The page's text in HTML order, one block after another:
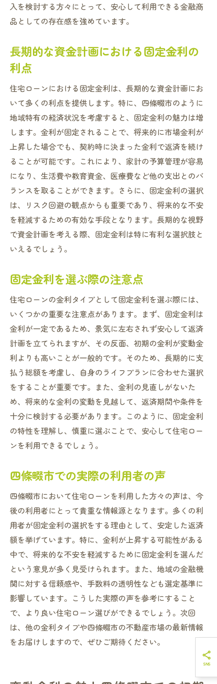
入を検討する方々にとって、安心して利用できる金融商
品としての存在感を強めています。
長期的な資金計画における固定金利の
利点
住宅ローンにおける固定金利は、長期的な資金計画にお
いて多くの利点を提供します。特に、四條畷市のように
地域特有の経済状況を考慮すると、固定金利の魅力は増
します。金利が固定されることで、将来的に市場金利が
上昇した場合でも、契約時に決まった金利で返済を続け
ることが可能です。これにより、家計の予算管理が容易
になり、生活費や教育資金、医療費など他の支出とのバ
ランスを取ることができます。さらに、固定金利の選択
は、リスク回避の観点からも重要であり、将来的な不安
を軽減するための有効な手段となります。長期的な視野
で資金計画を考える際、固定金利は特に有利な選択肢と
いえるでしょう。
固定金利を選ぶ際の注意点
住宅ローンの金利タイプとして固定金利を選ぶ際には、
いくつかの重要な注意点があります。まず、固定金利は
金利が一定であるため、景気に左右されず安心して返済
計画を立てられますが、その反面、初期の金利が変動金
利よりも高いことが一般的です。そのため、長期的に支
払う総額を考慮し、自身のライフプランに合わせた選択
をすることが重要です。また、金利の見直しがないた
め、将来的な金利の変動を見越して、返済期間や条件を
十分に検討する必要があります。このように、固定金利
の特性を理解し、慎重に選ぶことで、安心して住宅ロー
ンを利用できるでしょう。
四條畷市での実際の利用者の声
四條畷市において住宅ローンを利用した方々の声は、今
後の利用者にとって貴重な情報源となります。多くの利
用者が固定金利の選択をする理由として、安定した返済
額を挙げています。特に、金利が上昇する可能性がある
中で、将来的な不安を軽減するために固定金利を選んだ
という意見が多く見受けられます。また、地域の金融機
関に対する信頼感や、手数料の透明性なども選定基準に
影響しています。こうした実際の声を参考にすること
で、より良い住宅ローン選びができるでしょう。次回
は、他の金利タイプや四條畷市の不動産市場の最新情報
をお届けしますので、ぜひご期待ください。